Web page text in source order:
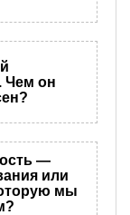
Чем он
—
или
мы